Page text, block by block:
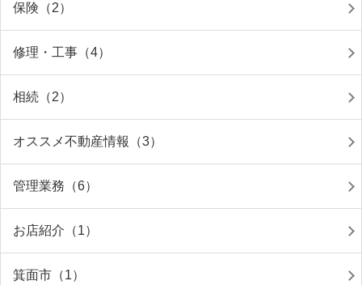
保険（2）
修理・工事（4）
相続（2）
オススメ不動産情報（3）
管理業務（6）
お店紹介（1）
箕面市（1）